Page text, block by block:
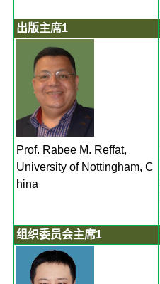
出版主席1
Prof. Rabee M. Reffat,
University of Nottingham, C
hina
组织委员会主席1